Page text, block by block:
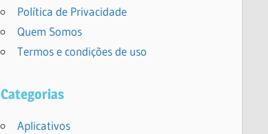
Política de Privacidade
Quem Somos
Termos e condições de uso
Categorias
Aplicativos